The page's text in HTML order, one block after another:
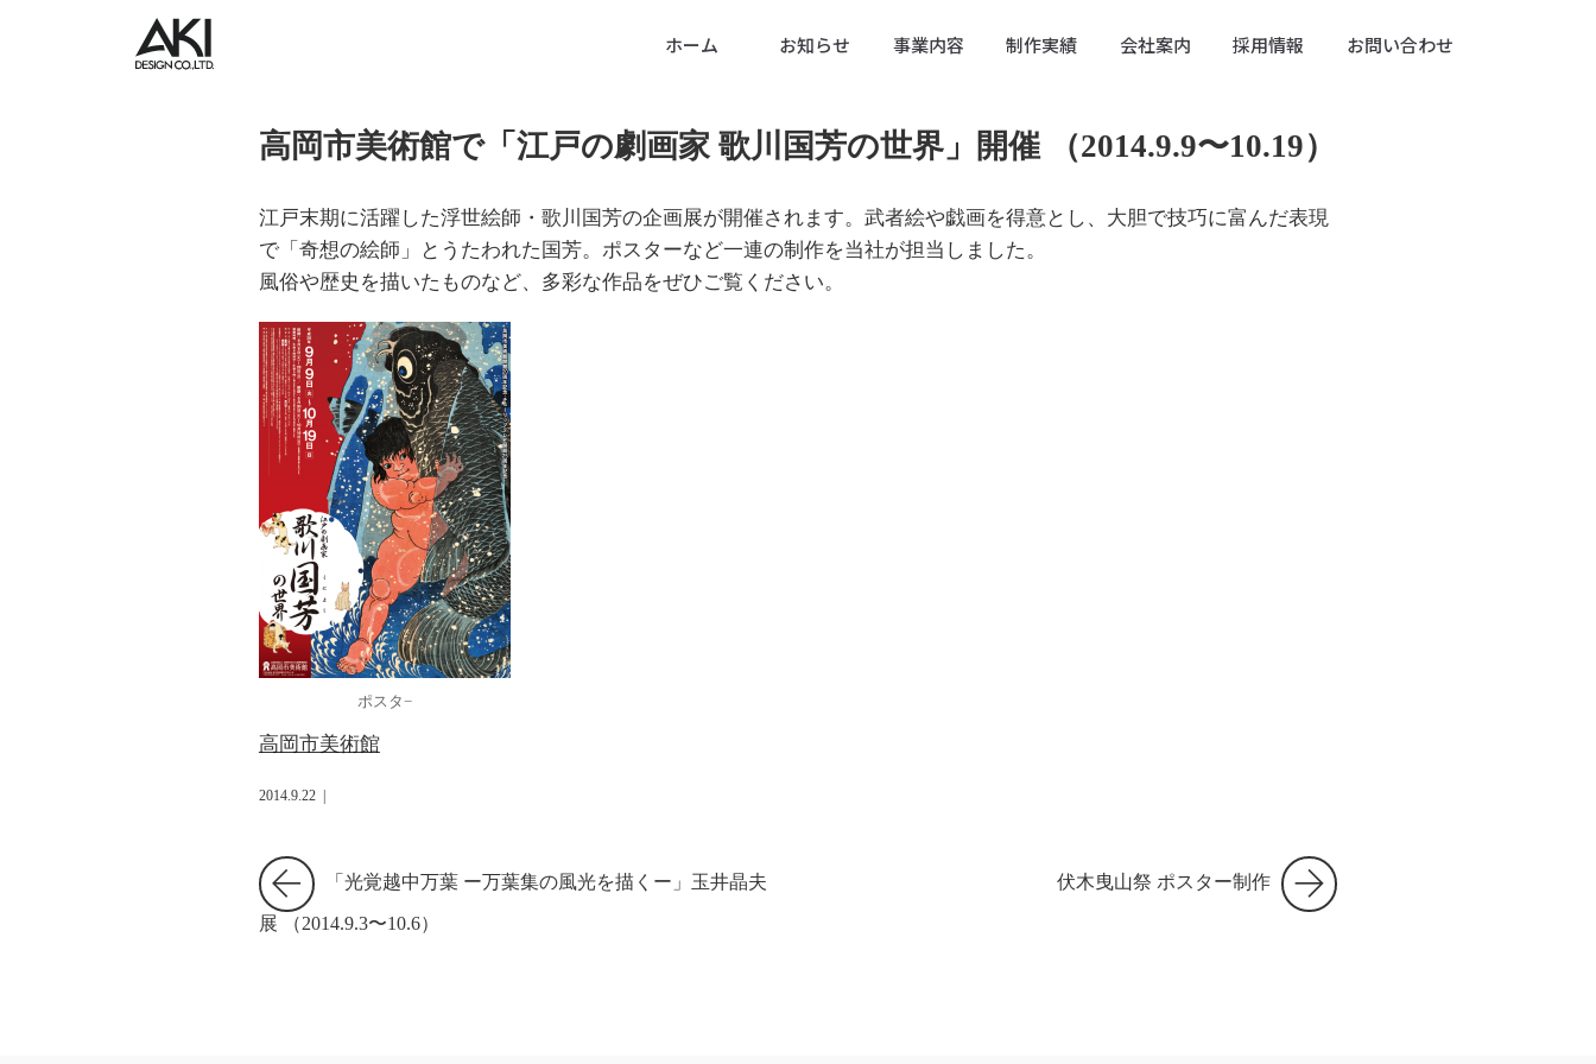
ホーム お知らせ 事業内容 制作実績 会社案内 採用情報 お問い合わせ
高岡市美術館で「江戸の劇画家 歌川国芳の世界」開催 （2014.9.9〜10.19）
江戸末期に活躍した浮世絵師・歌川国芳の企画展が開催されます。武者絵や戯画を得意とし、大胆で技巧に富んだ表現
で「奇想の絵師」とうたわれた国芳。ポスターなど一連の制作を当社が担当しました。
風俗や歴史を描いたものなど、多彩な作品をぜひご覧ください。
ポスタ−
高岡市美術館
2014.9.22
「光覚越中万葉 ー万葉集の風光を描くー」玉井晶夫
展 （2014.9.3〜10.6）
伏木曳山祭 ポスター制作